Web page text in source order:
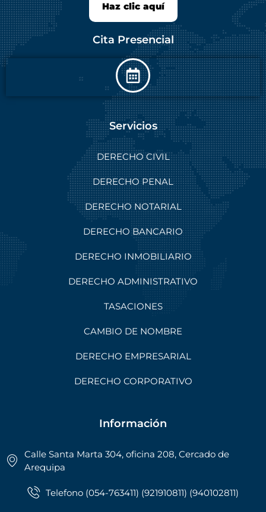
Haz clic aquí
Cita Presencial
Servicios
DERECHO CIVIL
DERECHO PENAL
DERECHO NOTARIAL
DERECHO BANCARIO
DERECHO INMOBILIARIO
DERECHO ADMINISTRATIVO
TASACIONES
CAMBIO DE NOMBRE
DERECHO EMPRESARIAL
DERECHO CORPORATIVO
Información
Calle Santa Marta 304, oficina 208, Cercado de
Arequipa
Telefono (054-763411) (921910811) (940102811)